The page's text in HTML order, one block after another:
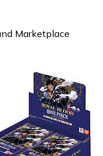
Marketplace